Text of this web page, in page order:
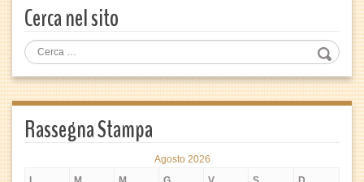
Cerca nel sito
Rassegna Stampa
Agosto 2026